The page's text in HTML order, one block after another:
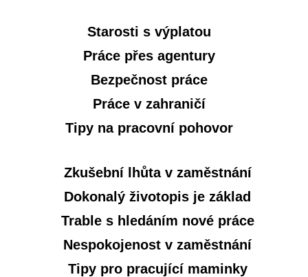
Starosti s výplatou
Práce přes agentury
Bezpečnost práce
Práce v zahraničí
Tipy na pracovní pohovor
Zkušební lhůta v zaměstnání
Dokonalý životopis je základ
Trable s hledáním nové práce
Nespokojenost v zaměstnání
Tipy pro pracující maminky